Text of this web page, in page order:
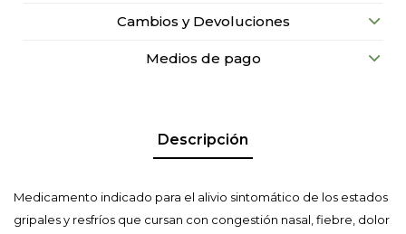
Cambios y Devoluciones
Medios de pago
Descripción
Medicamento indicado para el alivio sintomático de los estados
gripales y resfríos que cursan con congestión nasal, fiebre, dolor